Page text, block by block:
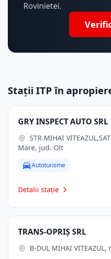
Rovinietei.
Stații ITP în
GRY INSPECT AUTO SRL
Mare, jud. Olt
Autoturisme
Detalii stație
TRANS-OPRIŞ SRL
B-DUL MIHAI